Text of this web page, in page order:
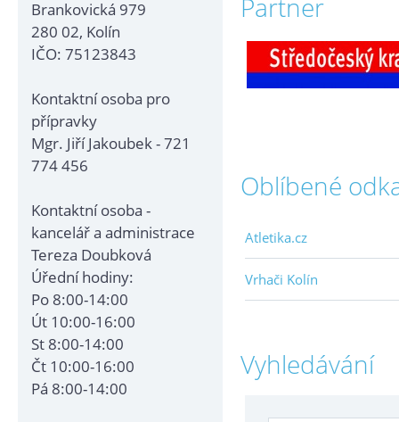
Brankovická 979
280 02, Kolín
IČO: 75123843
Kontaktní osoba pro
přípravky
Mgr. Jiří Jakoubek - 721
774 456
Kontaktní osoba -
kancelář a administrace
Tereza Doubková
Úřední hodiny:
Po 8:00-14:00
Út 10:00-16:00
St 8:00-14:00
Čt 10:00-16:00
Pá 8:00-14:00
Partner
Oblíbené
Atletika.cz
Vrhači Kolín
Vyhledávání